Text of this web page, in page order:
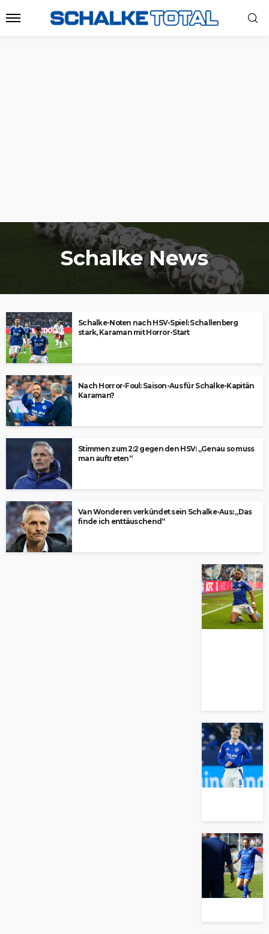
Schalke News
Schalke-Noten nach HSV-Spiel: Schallenberg
stark, Karaman mit Horror-Start
Nach Horror-Foul: Saison-Aus für Schalke-Kapitän
Karaman?
Stimmen zum 2:2 gegen den HSV: „Genau so muss
man auftreten“
Van Wonderen verkündet sein Schalke-Aus: „Das
finde ich enttäuschend“